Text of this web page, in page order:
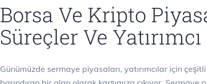
Borsa Ve Kripto
Süreçler Ve
Günümüzde sermaye piyasaları, yatırımcılar için